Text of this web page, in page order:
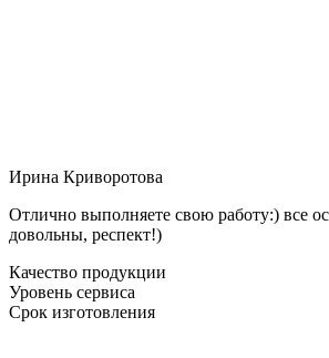
Ирина Криворотова
Отлично выполняете свою работу:) все
довольны, респект!)
Качество продукции
Уровень сервиса
Срок изготовления